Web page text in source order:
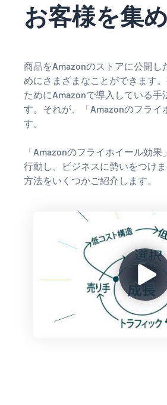
お客様を集
商品をAmazonのストアに公開し
めにさまざまなことができます
ためにAmazonで導入している手
す。それが、「Amazonのフライ
す。
「Amazonのフライホイール効
行動し、ビジネスに勢いをつけ
方法をいくつかご紹介します。